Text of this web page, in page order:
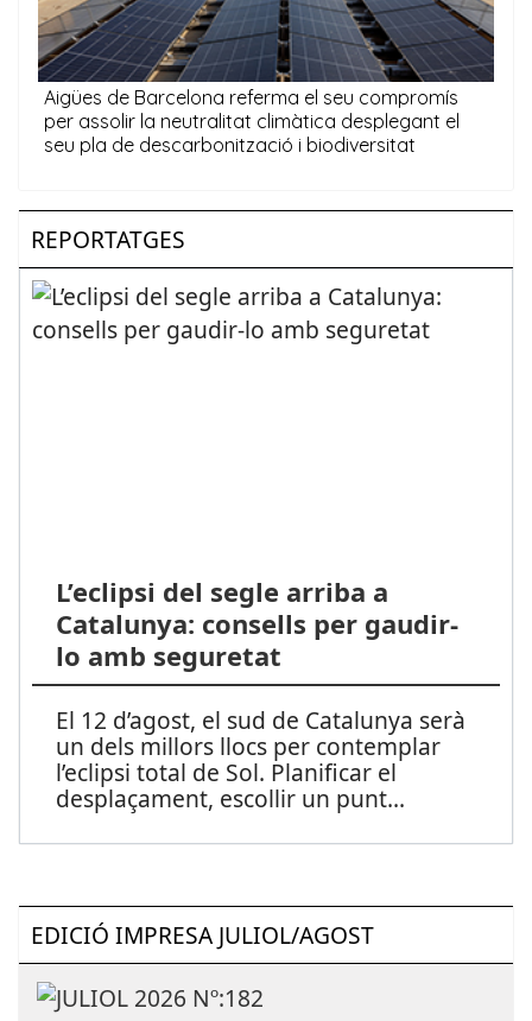
REPORTATGES
L’eclipsi del segle arriba a
Catalunya: consells per gaudir-
lo amb seguretat
El 12 d’agost, el sud de Catalunya serà
un dels millors llocs per contemplar
l’eclipsi total de Sol. Planificar el
desplaçament, escollir un punt...
EDICIÓ IMPRESA JULIOL/AGOST